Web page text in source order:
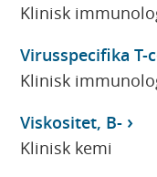
Klinisk
Virusspecifika T-
Klinisk
Viskositet, B-
Klinisk kemi